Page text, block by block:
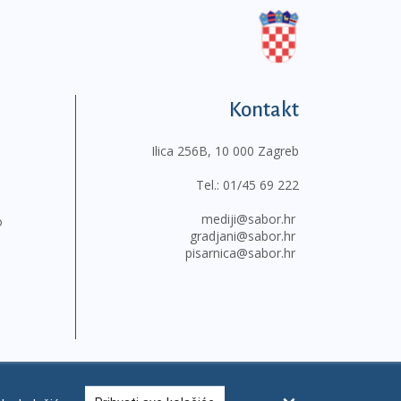
Kontakt
Ilica 256B, 10 000 Zagreb
Tel.: 01/45 69 222
mediji@sabor.hr
gradjani@sabor.hr
pisarnica@sabor.hr